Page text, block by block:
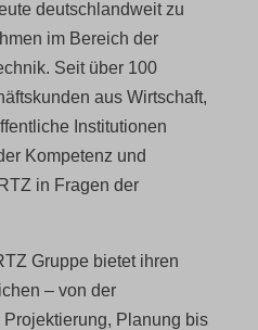
deutschlandweit zu
im Bereich der
Seit über 100
aus Wirtschaft,
Institutionen
Kompetenz und
in Fragen der
Gruppe bietet ihren
– von der
Planung bis